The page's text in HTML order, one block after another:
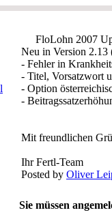
FloLohn 2007
Neu in Version 2.13
- Fehler in
- Titel, Vorsatzwort
- Option
-
Mit freundlichen
Ihr Fertl-Team
Posted by Oliver
Sie müssen